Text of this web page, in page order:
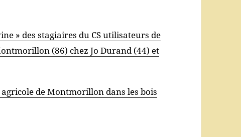
» des stagiaires du CS utilisateurs de
(86) chez Jo Durand (44) et
de Montmorillon dans les bois